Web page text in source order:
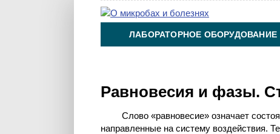
ЛАБОРАТОРНОЕ ОБОРУДОВАНИЕ
Равновесия и фазы.
Слово «равновесие» означает
направленные на систему воздействия.